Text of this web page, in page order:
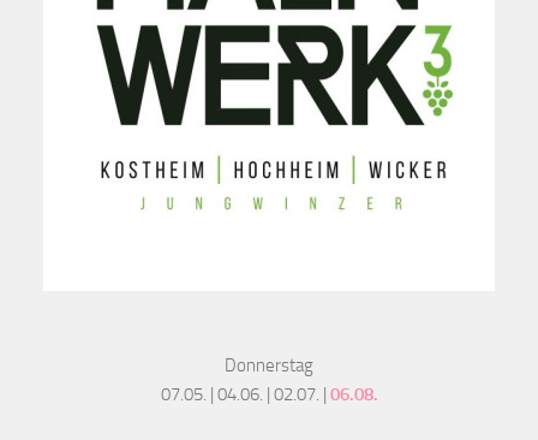
Donnerstag
07.05. | 04.06. | 02.07. | 06.08.